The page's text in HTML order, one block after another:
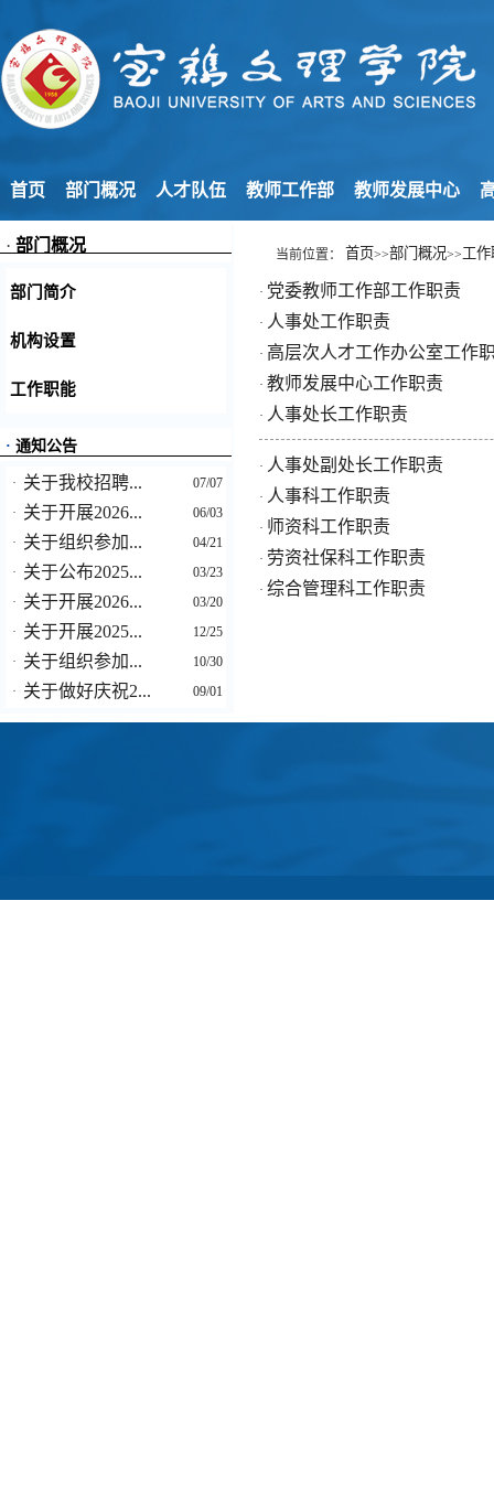
首页 部门概况 人才队伍 教师工作部 教师发展中心
· 部门概况
部门简介
机构设置
工作职能
· 通知公告
· 关于我校招聘...
07/07
· 关于开展2026...
06/03
· 关于组织参加...
04/21
· 关于公布2025...
03/23
· 关于开展2026...
03/20
· 关于开展2025...
12/25
· 关于组织参加...
10/30
· 关于做好庆祝2... 09/01
当前位置： 首页>>部门概况>>工
· 党委教师工作部工作职责
· 人事处工作职责
· 高层次人才工作办公室工作
· 教师发展中心工作职责
· 人事处长工作职责
· 人事处副处长工作职责
· 人事科工作职责
· 师资科工作职责
· 劳资社保科工作职责
· 综合管理科工作职责